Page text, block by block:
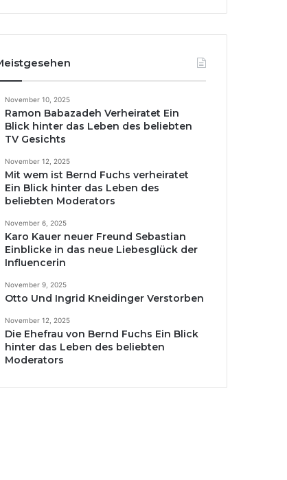
November 10, 2025
Ramon Babazadeh Verheiratet Ein
Blick hinter das Leben des beliebten
TV Gesichts
November 12, 2025
Mit wem ist Bernd Fuchs verheiratet
Ein Blick hinter das Leben des
beliebten Moderators
November 6, 2025
Karo Kauer neuer Freund Sebastian
Einblicke in das neue Liebesglück der
Influencerin
November 9, 2025
Otto Und Ingrid Kneidinger Verstorben
November 12, 2025
Die Ehefrau von Bernd Fuchs Ein Blick
hinter das Leben des beliebten
Moderators